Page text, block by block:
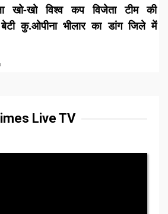
खो-खो विश्व कप विजेता टीम की
कु.ओपीना भीलार का डांग जिले में
Live TV